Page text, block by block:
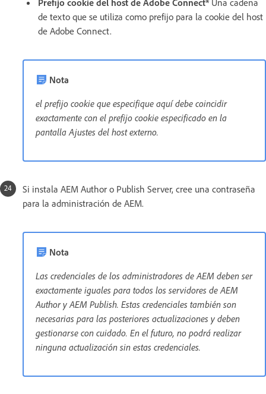
Prefijo cookie del host de Adobe Connect* Una cadena
de texto que se utiliza como prefijo para la cookie del host
de Adobe Connect.
Nota
el prefijo cookie que especifique aquí debe coincidir
exactamente con el prefijo cookie especificado en la
pantalla Ajustes del host externo.
Si instala AEM Author o Publish Server, cree una contraseña
para la administración de AEM.
Nota
Las credenciales de los administradores de AEM deben ser
exactamente iguales para todos los servidores de AEM
Author y AEM Publish. Estas credenciales también son
necesarias para las posteriores actualizaciones y deben
gestionarse con cuidado. En el futuro, no podrá realizar
ninguna actualización sin estas credenciales.